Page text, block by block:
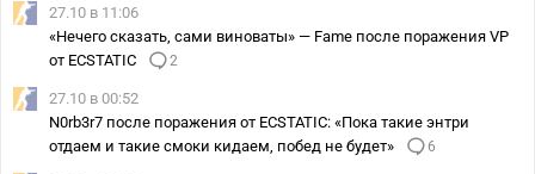
27.10 в 11:06
«Нечего сказать, сами виноваты» — Fame после поражения VP
от ECSTATIC
2
27.10 в 00:52
N0rb3r7 после поражения от ECSTATIC: «Пока такие энтри
отдаем и такие смоки кидаем, побед не будет»
6